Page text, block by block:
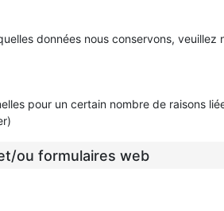
données nous conservons, veuillez
pour un certain nombre de raisons
ou formulaires web